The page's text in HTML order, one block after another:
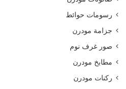
رسومات حوائط
جزامة مودرن
صور غرف نوم
مطابخ مودرن
ركنات مودرن